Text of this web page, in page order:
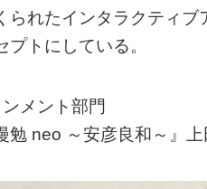
られたインタラクティ
プトにしている。
メント部門
勉 neo ～安彦良和～』